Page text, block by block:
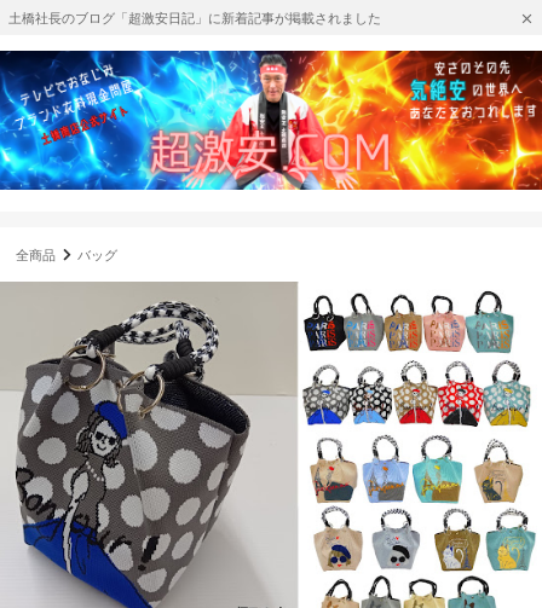
土橋社長のブログ「超激安日記」に新着記事が掲載されました
全商品 バッグ